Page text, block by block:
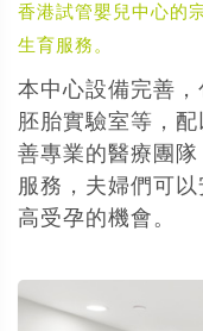
香港試管嬰兒中心的
生育服務。
本中心設備完善
胚胎實驗室等，
善專業的醫療團
服務，夫婦們可
高受孕的機會。